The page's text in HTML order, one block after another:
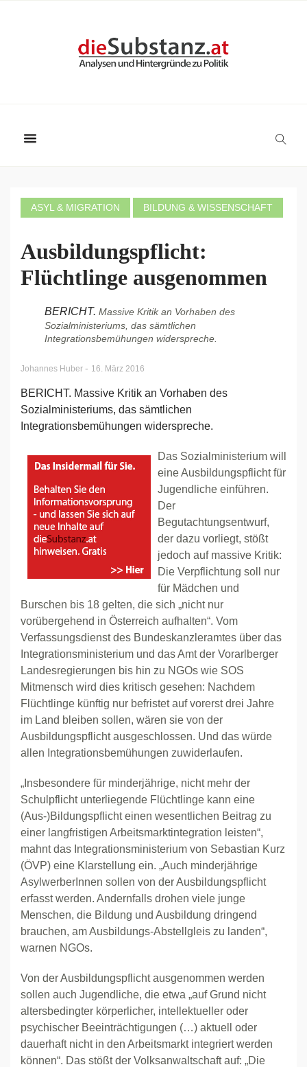
ASYL & MIGRATION BILDUNG & WISSENSCHAFT
Ausbildungspflicht:
Flüchtlinge ausgenommen
BERICHT. Massive Kritik an Vorhaben des
Sozialministeriums, das sämtlichen
Integrationsbemühungen widerspreche.
Johannes Huber - 16. März 2016
BERICHT. Massive Kritik an Vorhaben des
Sozialministeriums, das sämtlichen
Integrationsbemühungen widerspreche.
Das Sozialministerium will
eine Ausbildungspflicht für
Jugendliche einführen.
Der
Begutachtungsentwurf,
der dazu vorliegt, stößt
jedoch auf massive Kritik:
Die Verpflichtung soll nur
für Mädchen und
Burschen bis 18 gelten, die sich „nicht nur
vorübergehend in Österreich aufhalten“. Vom
Verfassungsdienst des Bundeskanzleramtes über das
Integrationsministerium und das Amt der Vorarlberger
Landesregierungen bis hin zu NGOs wie SOS
Mitmensch wird dies kritisch gesehen: Nachdem
Flüchtlinge künftig nur befristet auf vorerst drei Jahre
im Land bleiben sollen, wären sie von der
Ausbildungspflicht ausgeschlossen. Und das würde
allen Integrationsbemühungen zuwiderlaufen.
„Insbesondere für minderjährige, nicht mehr der
Schulpflicht unterliegende Flüchtlinge kann eine
(Aus-)Bildungspflicht einen wesentlichen Beitrag zu
einer langfristigen Arbeitsmarktintegration leisten“,
mahnt das Integrationsministerium von Sebastian Kurz
(ÖVP) eine Klarstellung ein. „Auch minderjährige
AsylwerberInnen sollen von der Ausbildungspflicht
erfasst werden. Andernfalls drohen viele junge
Menschen, die Bildung und Ausbildung dringend
brauchen, am Ausbildungs-Abstellgleis zu landen“,
warnen NGOs.
Von der Ausbildungspflicht ausgenommen werden
sollen auch Jugendliche, die etwa „auf Grund nicht
altersbedingter körperlicher, intellektueller oder
psychischer Beeinträchtigungen (…) aktuell oder
dauerhaft nicht in den Arbeitsmarkt integriert werden
können“. Das stößt der Volksanwaltschaft auf: „Die